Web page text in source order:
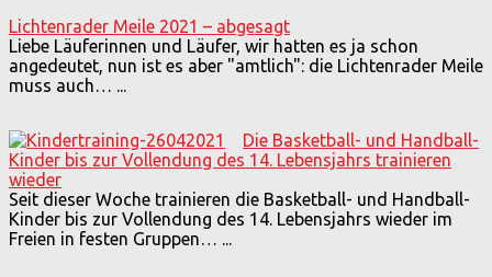
Lichtenrader Meile 2021 – abgesagt
Liebe Läuferinnen und Läufer, wir hatten es ja schon
angedeutet, nun ist es aber "amtlich": die Lichtenrader Meile
muss auch… ...
Die Basketball- und Handball-
Kinder bis zur Vollendung des 14. Lebensjahrs trainieren
wieder
Seit dieser Woche trainieren die Basketball- und Handball-
Kinder bis zur Vollendung des 14. Lebensjahrs wieder im
Freien in festen Gruppen… ...